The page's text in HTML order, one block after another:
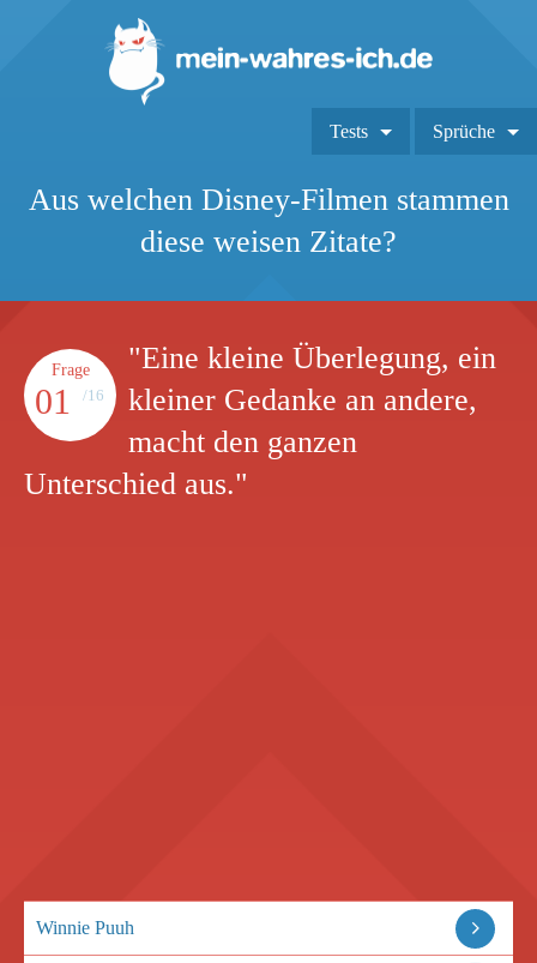
Tests Sprüche
Aus welchen Disney-Filmen stammen
diese weisen Zitate?
Frage
01 /16
"Eine kleine Überlegung, ein
kleiner Gedanke an andere,
macht den ganzen
Unterschied aus."
Winnie Puuh